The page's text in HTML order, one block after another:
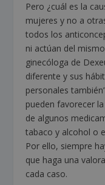
Pero ¿cuál es la
mujeres y no a
todos los
ni actúan del
ginecóloga de
diferente y sus
personales
pueden favorecer
de algunos
tabaco y alcohol o
Por ello, siempre
que haga una
cada caso.